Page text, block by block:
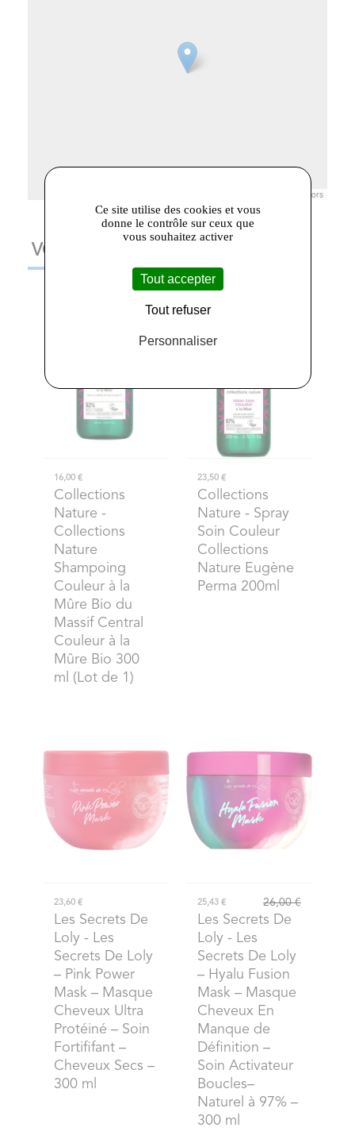
contributors
VOUS AIMEREZ AUSSI
16,00 €
Collections
Nature -
Collections
Nature
Shampoing
Couleur à la
Mûre Bio du
Massif Central
Couleur à la
Mûre Bio 300
ml (Lot de 1)
23,50 €
Collections
Nature - Spray
Soin Couleur
Collections
Nature Eugène
Perma 200ml
23,60 €
Les Secrets De
Loly - Les
Secrets De Loly
– Pink Power
Mask – Masque
Cheveux Ultra
Protéiné – Soin
Fortififant –
Cheveux Secs –
300 ml
25,43 € 26,00 €
Les Secrets De
Loly- Les
Secrets De Loly
– Hyalu Fusion
Mask – Masque
Cheveux En
Manque de
Définition –
Soin Activateur
Boucles–
Naturel à 97% –
300 ml
Ce site utilise des cookies et vous
donne le contrôle sur ceux que
vous souhaitez activer
Tout accepter
Tout refuser
Personnaliser